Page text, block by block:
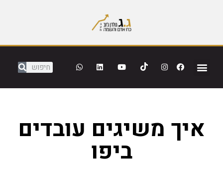
איך משיגים עובדים
ביפו